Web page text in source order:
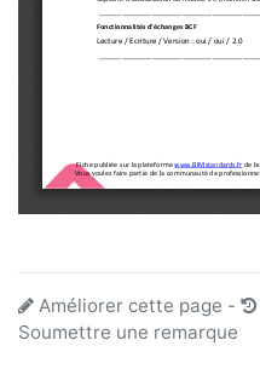
Améliorer cette page -
Soumettre une remarque